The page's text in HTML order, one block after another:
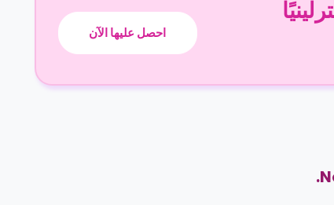
احصل عليها الآن